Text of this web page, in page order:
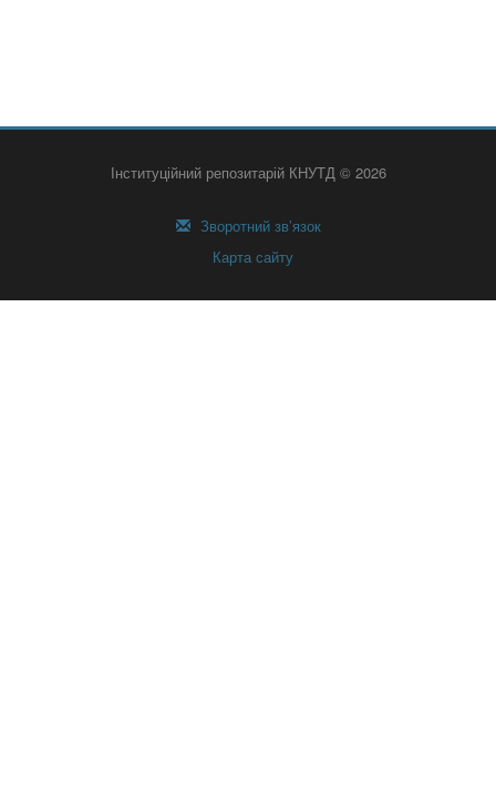
Інституційний репозитарій КНУТД © 2026
Зворотний зв’язок
Карта сайту